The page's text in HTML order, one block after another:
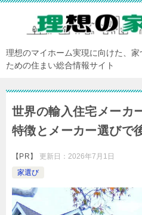
理想のマイホーム実現に向けた、
ための住まい総合情報サイト
世界の輸入住宅メーカ
特徴とメーカー選びで
【PR】 更新日： 2026年7月1日
家選び